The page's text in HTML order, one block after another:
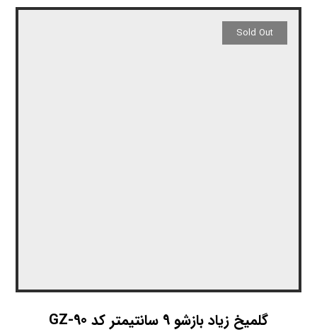
گلمیخ زیاد بازشو 9 سانتیمتر کد GZ-90
Sold Out